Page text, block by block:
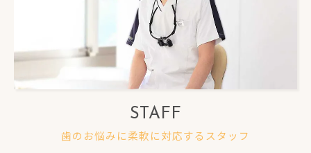
STAFF
歯のお悩みに柔軟に対応するスタッフ